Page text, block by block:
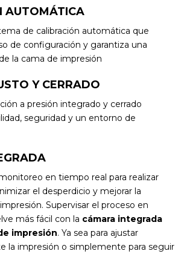
AUTOMÁTICA
de calibración automática que
de configuración y garantiza una
la cama de impresión
Y CERRADO
a presión integrado y cerrado
seguridad y un entorno de
en tiempo real para realizar
el desperdicio y mejorar la
Supervisar el proceso en
más fácil con la cámara integrada
impresión. Ya sea para ajustar
la impresión o simplemente para seguir